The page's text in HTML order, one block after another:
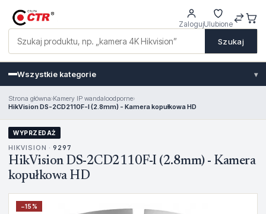
Szukaj
ZalogujUlubione
Wszystkie kategorie ▾
Strona główna›Kamery IP wandaloodporne›
HikVision DS-2CD2110F-I (2.8mm) - Kamera kopułkowa HD
WYPRZEDAŻ
HIKVISION · 9297
HikVision DS-2CD2110F-I (2.8mm) - Kamera
kopułkowa HD
−15%